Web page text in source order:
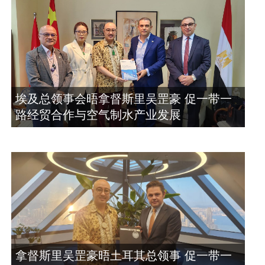
埃及总领事会晤拿督斯里吴罡豪 促一带一
路经贸合作与空气制水产业发展
拿督斯里吴罡豪晤土耳其总领事 促一带一